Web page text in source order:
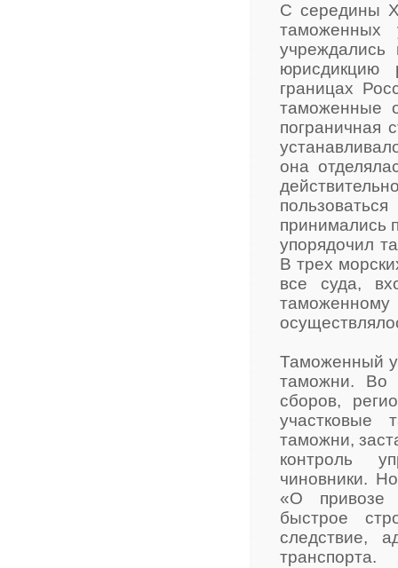
С середины
таможенных
юрисдикцию
границах
таможенные
пограничная
она
принимались
упорядочил
В трех
все суда,
Таможенный
таможни. Во
сборов,
участковые
таможни,
контроль
чиновники.
«О привозе
быстрое
следствие,
транспорта.